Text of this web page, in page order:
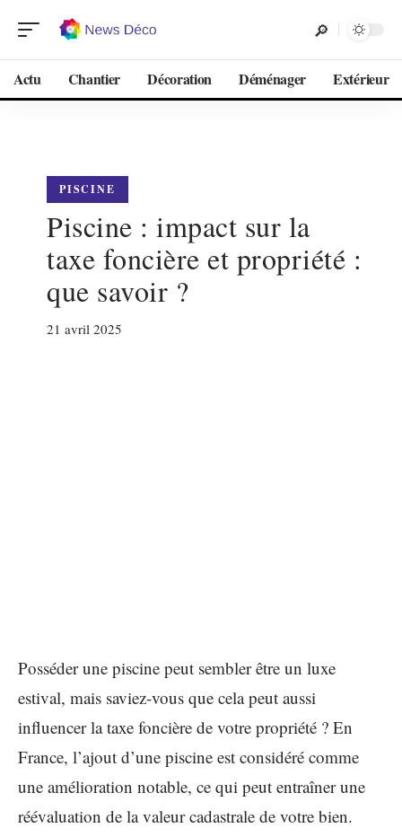
Actu Chantier Décoration Déménager Extérieur
PISCINE
Piscine : impact sur la
taxe foncière et propriété :
que savoir ?
21 avril 2025
Posséder une piscine peut sembler être un luxe
estival, mais saviez-vous que cela peut aussi
influencer la taxe foncière de votre propriété ? En
France, l’ajout d’une piscine est considéré comme
une amélioration notable, ce qui peut entraîner une
réévaluation de la valeur cadastrale de votre bien.